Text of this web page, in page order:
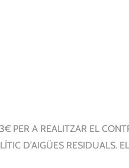
PER A REALITZAR EL
D’AIGÜES RESIDUALS.